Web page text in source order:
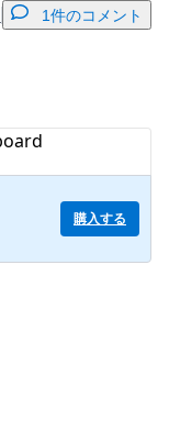
1件のコメント
購入する